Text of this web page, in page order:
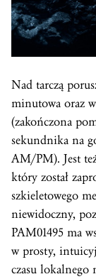
Nad tarczą
minutowa oraz
(zakończona
sekundnika na
AM/PM). Jest
który został
szkieletowego
niewidoczny,
PAM01495 ma
w prosty,
czasu lokalnego